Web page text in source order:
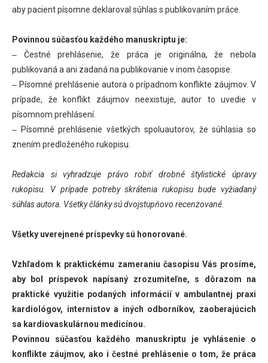
aby pacient písomne deklaroval súhlas s publikovaním práce.
Povinnou súčasťou každého manuskriptu je:
‒ Čestné prehlásenie, že práca je originálna, že nebola
publikovaná a ani zadaná na publikovanie v inom časopise.
‒ Písomné prehlásenie autora o prípadnom konflikte záujmov. V
prípade, že konflikt záujmov neexistuje, autor to uvedie v
písomnom prehlásení.
‒ Písomné prehlásenie všetkých spoluautorov, že súhlasia so
znením predloženého rukopisu.
Redakcia si vyhradzuje právo robiť drobné štylistické úpravy
rukopisu. V prípade potreby skrátenia rukopisu bude vyžiadaný
súhlas autora. Všetky články sú dvojstupňovo recenzované.
Všetky uverejnené príspevky sú honorované.
Vzhľadom k praktickému zameraniu časopisu Vás prosíme,
aby bol príspevok napísaný zrozumiteľne, s dôrazom na
praktické využitie podaných informácií v ambulantnej praxi
kardiológov, internistov a iných odborníkov, zaoberajúcich
sa kardiovaskulárnou medicínou.
Povinnou súčasťou každého manuskriptu je vyhlásenie o
konflikte záujmov, ako i čestné prehlásenie o tom, že práca